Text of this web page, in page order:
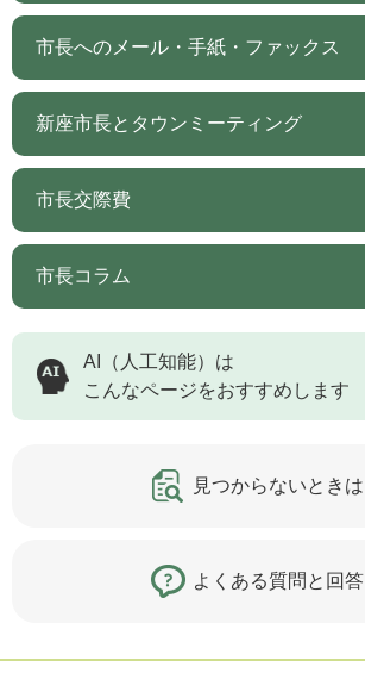
市長へのメール・手紙・ファックス
新座市長とタウンミーティング
市長交際費
市長コラム
AI（人工知能）は
こんなページをおすすめします
見つからないときは
よくある質問と回答